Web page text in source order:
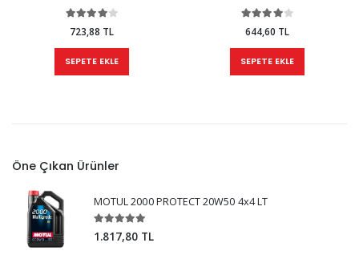
723,88 TL
SEPETE EKLE
644,60 TL
SEPETE EKLE
Öne Çıkan Ürünler
MOTUL 2000 PROTECT 20W50 4x4 LT
1.817,80 TL